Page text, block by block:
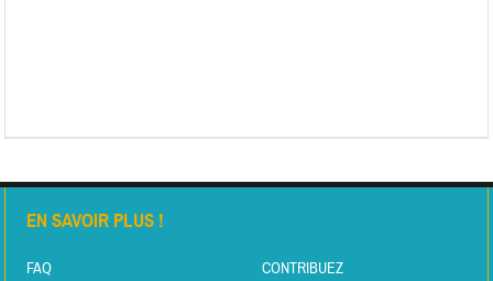
EN SAVOIR PLUS !
FAQ CONTRIBUEZ